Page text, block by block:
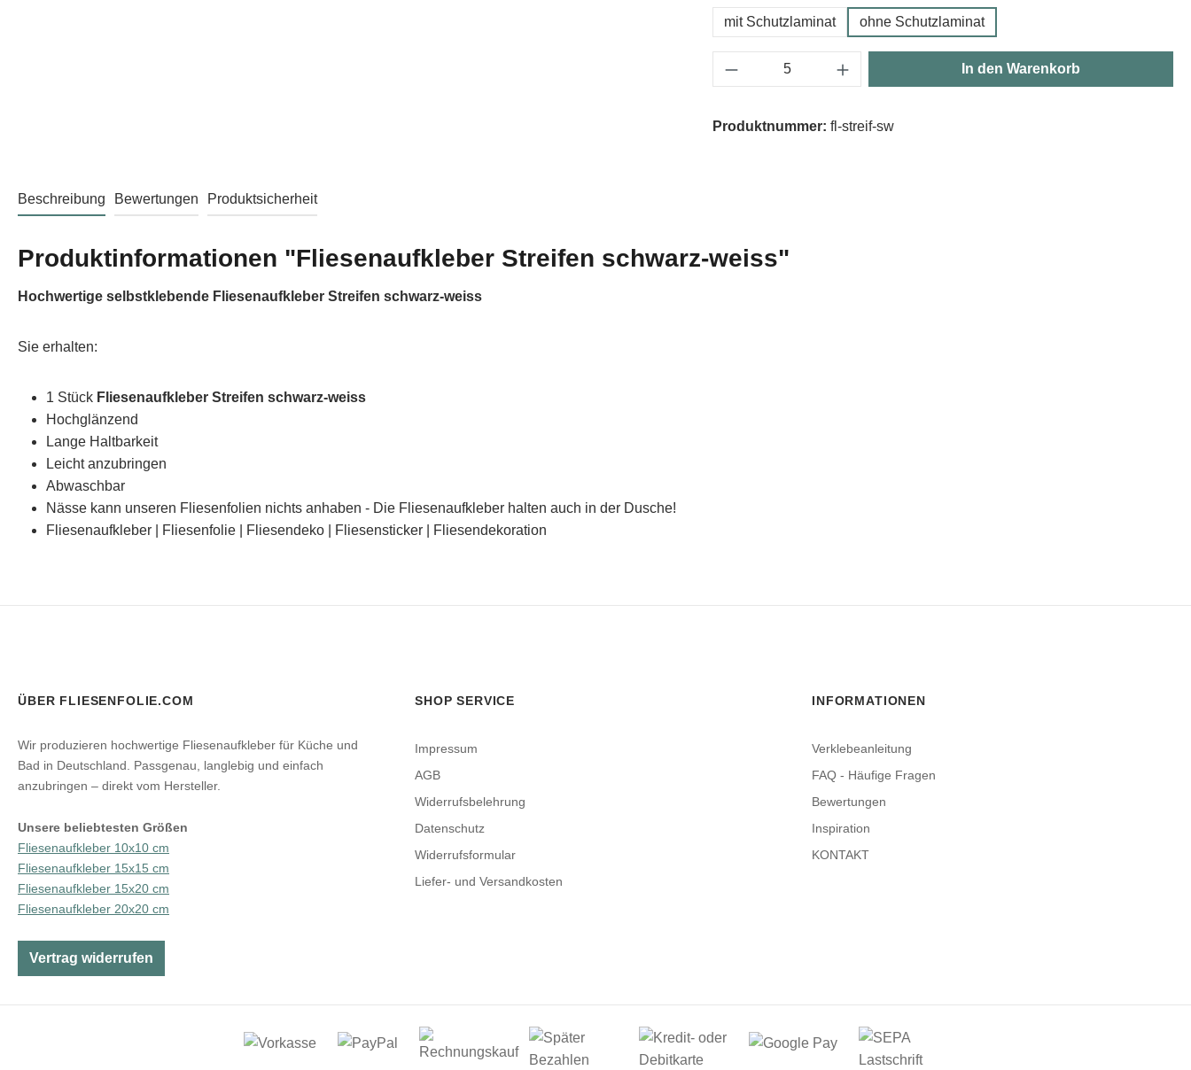
mit Schutzlaminat ohne Schutzlaminat
Produkt Anzahl: Gib den gewünschten Wert ein
In den Warenkorb
Produktnummer: fl-streif-sw
Beschreibung Bewertungen Produktsicherheit
Produktinformationen "Fliesenaufkleber Streifen schwarz-weiss"
Hochwertige selbstklebende Fliesenaufkleber Streifen schwarz-weiss
Sie erhalten:
1 Stück Fliesenaufkleber Streifen schwarz-weiss
Hochglänzend
Lange Haltbarkeit
Leicht anzubringen
Abwaschbar
Nässe kann unseren Fliesenfolien nichts anhaben - Die Fliesenaufkleber halten auch in der Dusche!
Fliesenaufkleber | Fliesenfolie | Fliesendeko | Fliesensticker | Fliesendekoration
ÜBER FLIESENFOLIE.COM
Wir produzieren hochwertige Fliesenaufkleber für Küche und
Bad in Deutschland. Passgenau, langlebig und einfach
anzubringen – direkt vom Hersteller.
Unsere beliebtesten Größen
Fliesenaufkleber 10x10 cm
Fliesenaufkleber 15x15 cm
Fliesenaufkleber 15x20 cm
Fliesenaufkleber 20x20 cm
Vertrag widerrufen
SHOP SERVICE
Impressum
AGB
Widerrufsbelehrung
Datenschutz
Widerrufsformular
Liefer- und Versandkosten
INFORMATIONEN
Verklebeanleitung
FAQ - Häufige Fragen
Bewertungen
Inspiration
KONTAKT